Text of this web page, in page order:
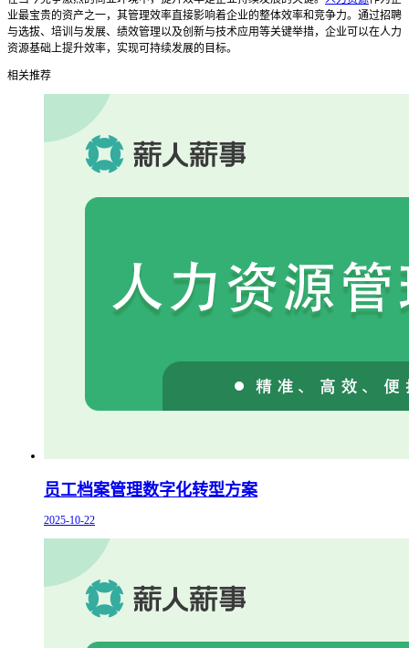
业最宝贵的资产之一，其管理效率直接影响着企业的整体效率和竞争力。通过招聘
与选拔、培训与发展、绩效管理以及创新与技术应用等关键举措，企业可以在人力
资源基础上提升效率，实现可持续发展的目标。
相关推荐
员工档案管理数字化转型方案
2025-10-22